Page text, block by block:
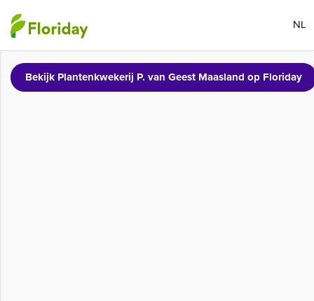
NL
Bekijk Plantenkwekerij P. van Geest Maasland op Floriday